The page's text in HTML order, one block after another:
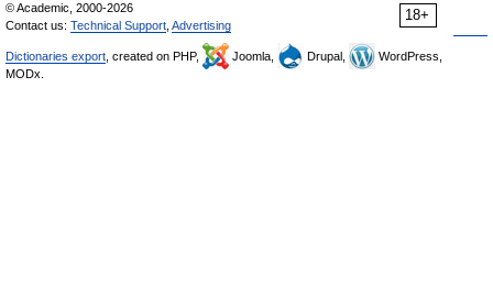
18+
© Academic, 2000-2026
Contact us: Technical Support Advertising
Dictionaries export , created on PHP, Joomla, Drupal,
WordPress,
MODx.